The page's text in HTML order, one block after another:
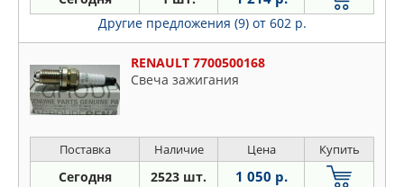
Другие предложения (9) от 602 р.
RENAULT 7700500168
Свеча зажигания
Поставка Наличие Цена Купить
Сегодня 2523 шт. 1 050 р.